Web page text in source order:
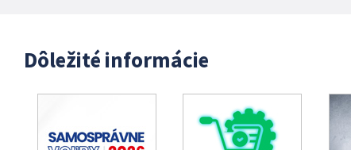
Dôležité informácie